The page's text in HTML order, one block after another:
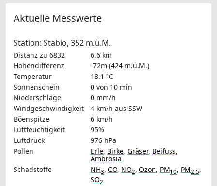
Aktuelle Messwerte
Station: Stabio, 352 m.ü.M.
Distanz zu 6832
6.6 km
Höhendifferenz
-72m (424 m.ü.M.)
Temperatur
18.1 °C
Sonnenschein
0 von 10 min
Niederschläge
0 mm/h
Windgeschwindigkeit
4 km/h aus SSW
Böenspitze
6 km/h
Luftfeuchtigkeit
95%
Luftdruck
976 hPa
Pollen
Erle, Birke, Gräser, Beifuss,
Ambrosia
Schadstoffe
NH3, CO, NO2, Ozon, PM10, PM2.5,
SO2